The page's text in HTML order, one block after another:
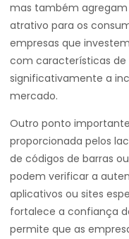
mas também
atrativo para os
empresas que
com características de
significativamente a
mercado.
Outro ponto
proporcionada pelos
de códigos de barras
podem verificar a
aplicativos ou sites
fortalece a confiança
permite que as